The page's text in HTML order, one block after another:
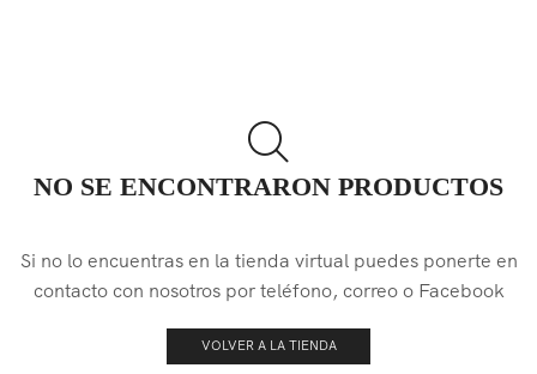
NO SE ENCONTRARON PRODUCTOS
Si no lo encuentras en la tienda virtual puedes ponerte en
contacto con nosotros por teléfono, correo o Facebook
VOLVER A LA TIENDA